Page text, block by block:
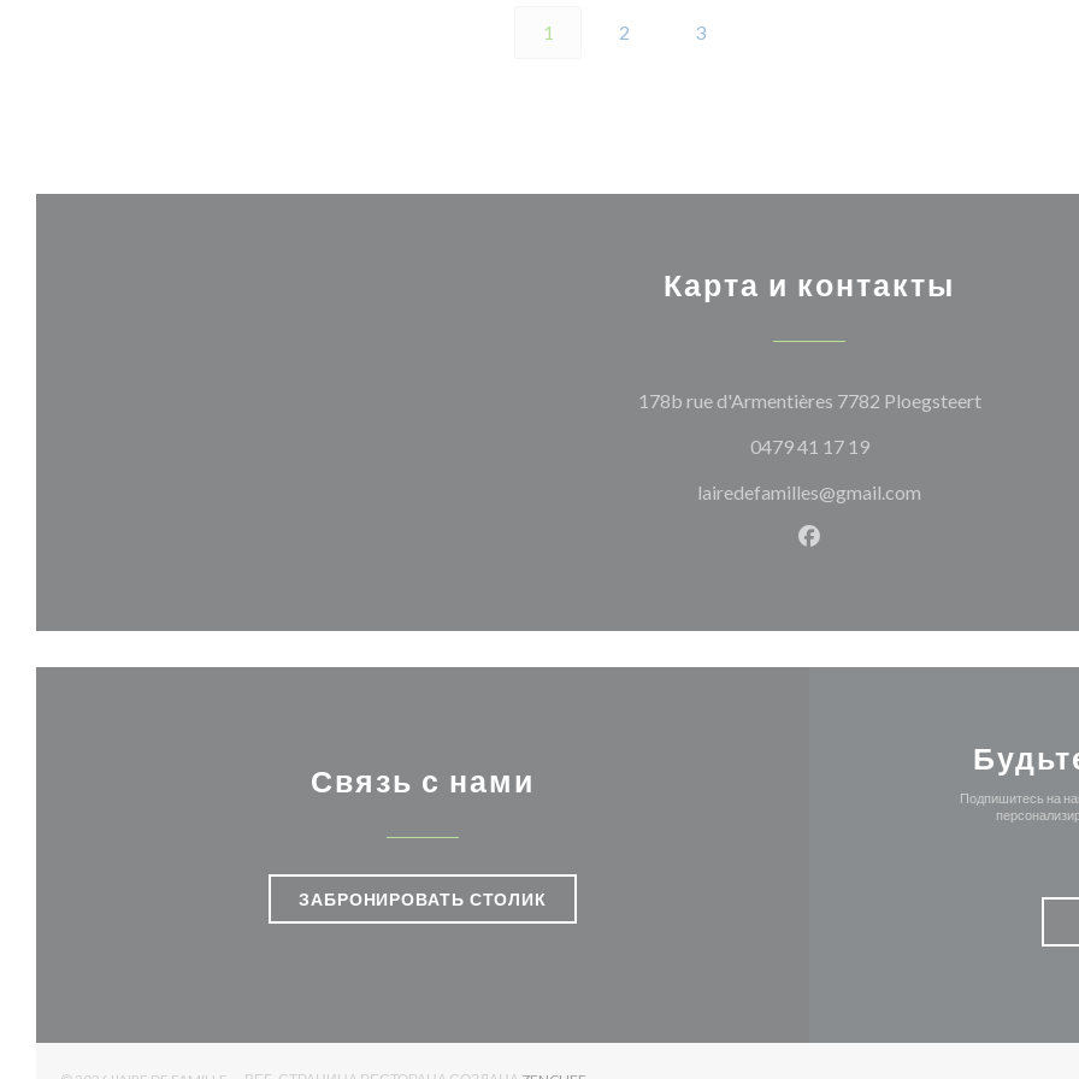
1 2 3
Карта и контакты
178b rue d'Armentières 7782 Ploegsteert
0479 41 17 19
lairedefamilles@gmail.com
Facebook ((открывается в
Связь с нами
ЗАБРОНИРОВАТЬ СТОЛИК
Подпишитесь на